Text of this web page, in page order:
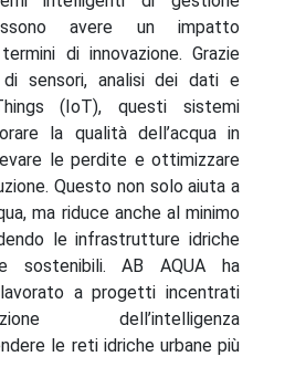
avere un impatto
di innovazione. Grazie
di sensori, analisi dei dati e
(IoT), questi sistemi
la qualità dell’acqua in
le perdite e ottimizzare
Questo non solo aiuta a
ma riduce anche al minimo
le infrastrutture idriche
sostenibili. AB AQUA ha
a progetti incentrati
dell’intelligenza
le reti idriche urbane più